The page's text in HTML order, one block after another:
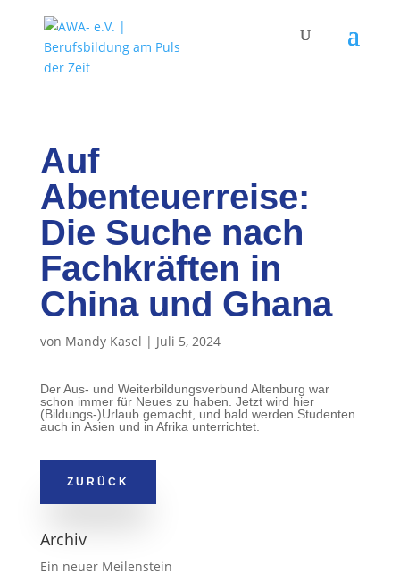
Auf
Abenteuerreise:
Die Suche nach
Fachkräften in
China und Ghana
von Mandy Kasel | Juli 5, 2024
Der Aus- und Weiterbildungsverbund Altenburg war
schon immer für Neues zu haben. Jetzt wird hier
(Bildungs-)Urlaub gemacht, und bald werden Studenten
auch in Asien und in Afrika unterrichtet.
ZURÜCK
Archiv
Ein neuer Meilenstein